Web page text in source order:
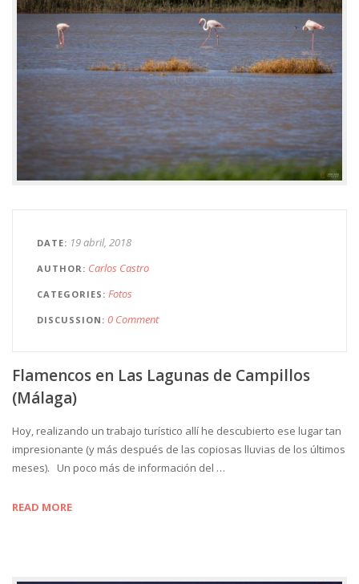
DATE 19 abril, 2018
AUTHOR Carlos Castro
CATEGORIES Fotos
DISCUSSION 0 Comment
Flamencos en Las Lagunas de Campillos
(Málaga)
Hoy, realizando un trabajo turístico allí he descubierto ese lugar tan
impresionante (y más después de las copiosas lluvias de los últimos
meses). Un poco más de información del …
READ MORE